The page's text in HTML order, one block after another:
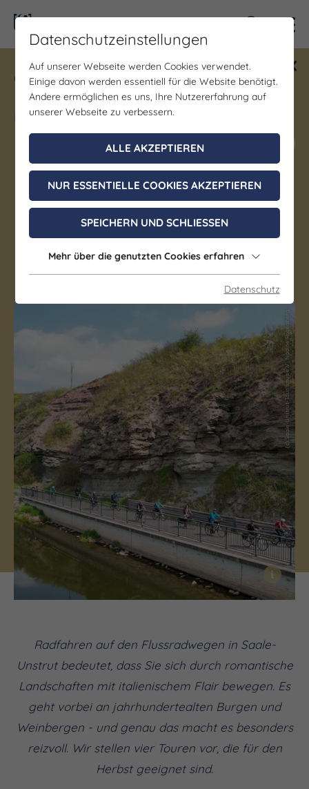
Gewinne ein Blind Date mit Saale-
Unstrut! Teilnahme vom 1.7. - 18.12.
möglich.
Jetzt mitmachen
Flussradwege in Saale-
Unstrut – imposante
Burgen, malerische Natur
und lecker Wein
(c) Saale-Unstrut-Tourismus e.V., Nadine Rosenberg
i
Radfahren auf den Flussradwegen in Saale-
Unstrut bedeutet, dass Sie sich durch romantische
Landschaften mit italienischem Flair bewegen. Es
geht vorbei an jahrhundertealten Burgen und
Weinbergen - und genau das macht es besonders
reizvoll. Wir stellen vier Touren vor, die für den
Herbst geeignet sind.
Datenschutzeinstellungen
Auf unserer Webseite werden Cookies verwendet.
Einige davon werden essentiell für die Website benötigt.
Andere ermöglichen es uns, Ihre Nutzererfahrung auf
unserer Webseite zu verbessern.
ALLE AKZEPTIEREN
NUR ESSENTIELLE COOKIES AKZEPTIEREN
SPEICHERN UND SCHLIESSEN
Mehr über die genutzten Cookies erfahren
Datenschutz